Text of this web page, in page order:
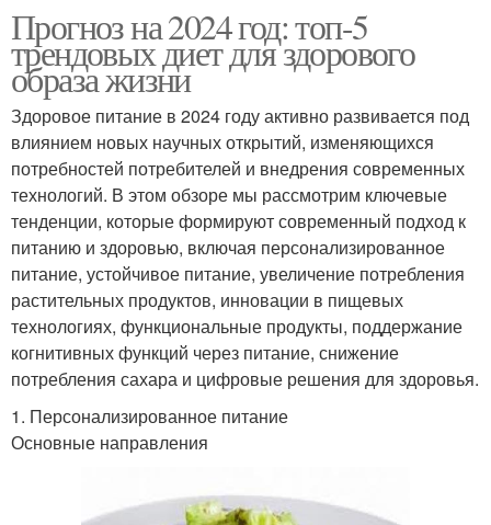
Прогноз на 2024 год: топ-5
трендовых диет для здорового
образа жизни
Здоровое питание в 2024 году активно развивается под
влиянием новых научных открытий, изменяющихся
потребностей потребителей и внедрения современных
технологий. В этом обзоре мы рассмотрим ключевые
тенденции, которые формируют современный подход к
питанию и здоровью, включая персонализированное
питание, устойчивое питание, увеличение потребления
растительных продуктов, инновации в пищевых
технологиях, функциональные продукты, поддержание
когнитивных функций через питание, снижение
потребления сахара и цифровые решения для здоровья.
1. Персонализированное питание
Основные направления